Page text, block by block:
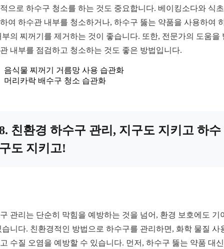
으로 하수구 청소를 하는 것도 중요합니다. 베이킹소다와 식
여 하수관 내부를 청소하거나, 하수구 뚫는 약품을 사용하여
부의 찌꺼기를 제거하는 것이 좋습니다. 또한, 전문가의 도움을
내부를 점검하고 청소하는 것도 좋은 방법입니다.
음식물 찌꺼기 거름망 사용 습관화
머리카락 배수구 청소 습관화
친환경 하수구 관리, 지구도 지키고 하수
도 지키고!
관리는 단순히 막힘을 예방하는 것을 넘어, 환경 보호에도 기
습니다. 친환경적인 방법으로 하수구를 관리하면, 화학 물질 사
수질 오염을 예방할 수 있습니다. 먼저, 하수구 뚫는 약품 대